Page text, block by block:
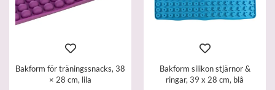
Bakform för träningssnacks, 38
× 28 cm, lila
Bakform silikon stjärnor &
ringar, 39 x 28 cm, blå